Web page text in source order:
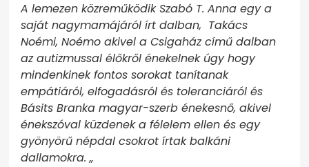
A lemezen közreműködik Szabó T. Anna egy a
saját nagymamájáról írt dalban, Takács
Noémi, Noémo akivel a Csigaház című dalban
az autizmussal élőkről énekelnek úgy hogy
mindenkinek fontos sorokat tanítanak
empátiáról, elfogadásról és toleranciáról és
Básits Branka magyar-szerb énekesnő, akivel
énekszóval küzdenek a félelem ellen és egy
gyönyörű népdal csokrot írtak balkáni
dallamokra. „